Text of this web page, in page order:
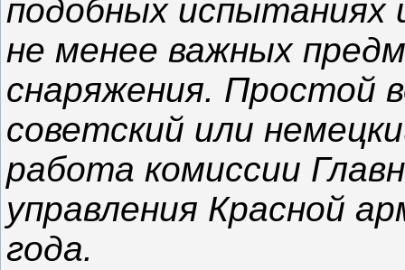
подобных испытаниях
не менее важных
снаряжения. Простой
советский или
работа комиссии
управления Красной
года.